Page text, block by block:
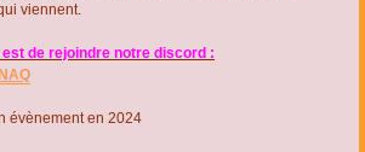
viennent.
de rejoindre notre discord :
évènement en 2024